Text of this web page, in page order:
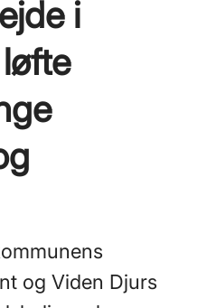
i
og Viden Djurs